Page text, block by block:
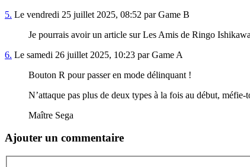
5. Le vendredi 25 juillet 2025, 08:52 par Game B
Je pourrais avoir un article sur Les Amis de Ringo
6. Le samedi 26 juillet 2025, 10:23 par Game A
Bouton R pour passer en mode délinquant !
N’attaque pas plus de deux types à la fois au début,
Maître Sega
Ajouter un commentaire